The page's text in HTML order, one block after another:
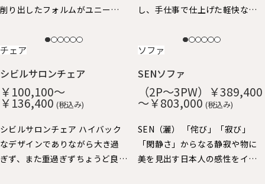
削り出したフォルムがユニーク
りが優しい手触り。ゆったりと
した座り心地。 身体を包み込む
ようなアームと背、肘掛けはや
す。 肘をテーブルに掛ければ、
お掃除も楽々。 樹種：Ｒオー
ク、Ｗオーク、ウォルナット、Ｂ
チェリー 仕上：オイル仕上 張
地：Ａ～Ｇ布、Ｈ：革（2種類）
し、手仕事で仕上げた軽快なイ
な手触りと、ギリギリまで細身に
仕上げたフォルムが特徴で、 ア
ーム先端が手にしっくり馴染
み、ずっと触りたくなる心地よ
さです。 貼り込まれた大きなカ
ーブの背と座もゆったりと身体
を受け止めてくれます。 樹種：
Ｒオーク、Ｗオーク、ウォルナッ
ト、Ｂチェリー 仕上：オイル仕
NEW
チェア
シビルサロンチェア
￥100,100～
￥136,400 (税込み)
シビルサロンチェア ハイバック
なデザインでありながら大き過
ぎず、また重過ぎずちょうど良い
NEW
ソファ
SENソファ
（2P～3PW）￥389,400
～￥803,000 (税込み)
SEN（灑） 「侘び」「寂び」
「閑静さ」からなる静寂や物に
美を見出す日本人の感性をイン